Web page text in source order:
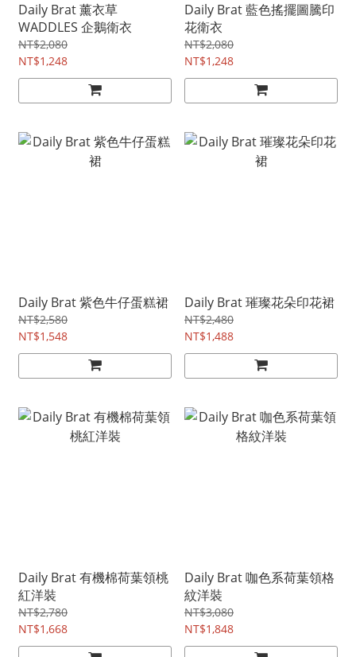
Daily Brat 薰衣草
WADDLES 企鵝衛衣
NT$2,080
NT$1,248
Daily Brat 藍色搖擺圖騰印
花衛衣
NT$2,080
NT$1,248
Daily Brat 紫色牛仔蛋糕裙
NT$2,580
NT$1,548
Daily Brat 璀璨花朵印花裙
NT$2,480
NT$1,488
Daily Brat 有機棉荷葉領桃
紅洋裝
NT$2,780
NT$1,668
Daily Brat 咖色系荷葉領格
紋洋裝
NT$3,080
NT$1,848